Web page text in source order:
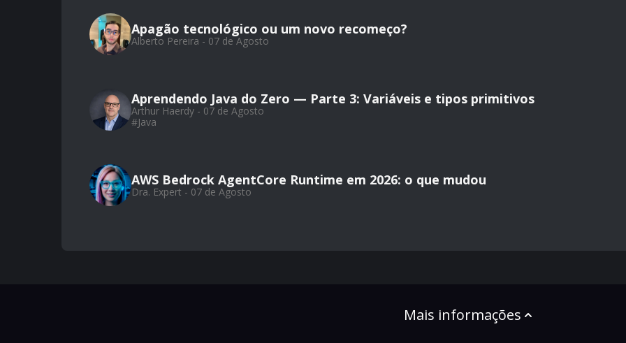
Apagão tecnológico ou um novo recomeço?
Alberto Pereira - 07 de Agosto
Aprendendo Java do Zero — Parte 3: Variáveis e tipos primitivos
Arthur Haerdy - 07 de Agosto
#Java
AWS Bedrock AgentCore Runtime em 2026: o que mudou
Dra. Expert - 07 de Agosto
Mais informações